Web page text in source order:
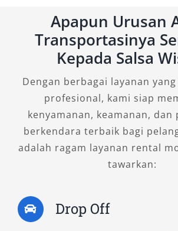
Varian Exceed manual dirancang
yang menginginkan fitur
GLS namun tetap
manual. Dilengkapi dengan
yang lebih lengkap, interior
dan fitur hiburan yang
mobil ini sesuai untuk
membutuhkan keseimbangan
manual dan fitur kenyamanan.
Tipe ini adalah favorit pelanggan
Apapun Urusan
Transportasinya
Kepada Salsa
Dengan berbagai layanan
profesional, kami siap
kenyamanan, keamanan, dan
berkendara terbaik bagi
adalah ragam layanan rental
tawarkan:
Drop Off